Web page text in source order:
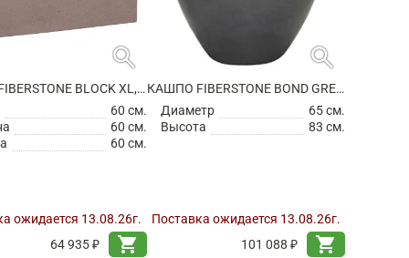
search
КАШПО FIBERSTONE BLOCK XL, TAUPE
60 см.
60 см.
60 см.
ожидается 13.08.26г.
64 935 ₽
shopping_cart
search
КАШПО FIBERSTONE BOND GREY L
Диаметр
65 см.
Высота
83 см.
Поставка ожидается 13.08.26г.
101 088 ₽
shopping_cart